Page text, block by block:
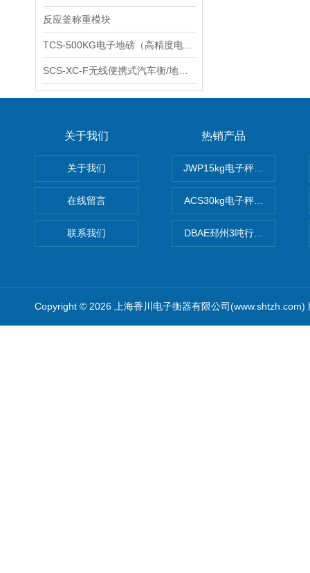
反应釜称重模块
关于我们
关于我们
在线留言
联系我们
热销产品
JWP15kg电子秤价格,15公
ACS30kg电子秤价格,30公
DBAE邳州3吨行车电子吊秤
Copyright © 2026 上海香川电子衡器有限公司(www.shtzh.com)